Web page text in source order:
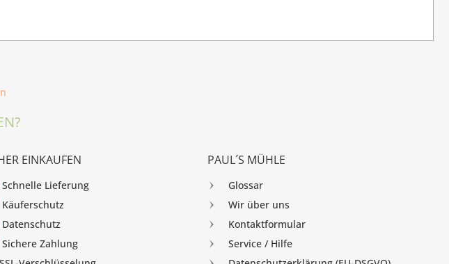
EINKAUFEN
Schnelle Lieferung
Käuferschutz
Datenschutz
Sichere Zahlung
PAUL´S MÜHLE
Glossar
Wir über uns
Kontaktformular
Service / Hilfe